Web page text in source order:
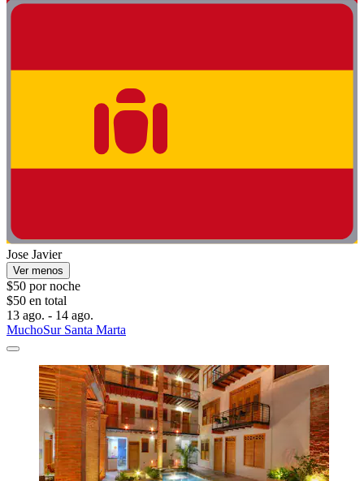
Jose Javier
Ver menos
$50 por noche
$50 en total
13 ago. - 14 ago.
MuchoSur Santa Marta